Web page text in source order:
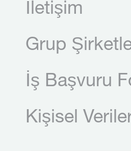
İletişim
Grup
İş Başvuru
Kişisel